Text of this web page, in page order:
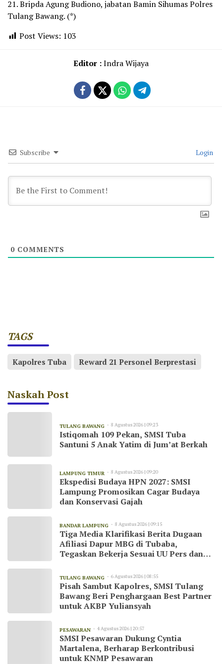
21. Bripda Agung Budiono, jabatan Bamin Sihumas Polres
Tulang Bawang. (*)
Post Views: 103
Editor :Indra Wijaya
Subscribe Login
0 COMMENTS
TAGS
Kapolres Tuba Reward 21 Personel Berprestasi
Naskah Post
TULANG BAWANG 8 Agustus 2026 | 09:23
Istiqomah 109 Pekan, SMSI Tuba
Santuni 5 Anak Yatim di Jum’at Berkah
LAMPUNG TIMUR 8 Agustus 2026 | 09:20
Ekspedisi Budaya HPN 2027: SMSI
Lampung Promosikan Cagar Budaya
dan Konservasi Gajah
BANDAR LAMPUNG 8 Agustus 2026 | 09:15
Tiga Media Klarifikasi Berita Dugaan
Afiliasi Dapur MBG di Tubaba,
Tegaskan Bekerja Sesuai UU Pers dan
TULANG BAWANG 6 Agustus 2026 | 08:55
Pisah Sambut Kapolres, SMSI Tulang
Bawang Beri Penghargaan Best Partner
untuk AKBP Yuliansyah
PESAWARAN 4 Agustus 2026 | 20:57
SMSI Pesawaran Dukung Cyntia
Martalena, Berharap Berkontribusi
untuk KNMP Pesawaran